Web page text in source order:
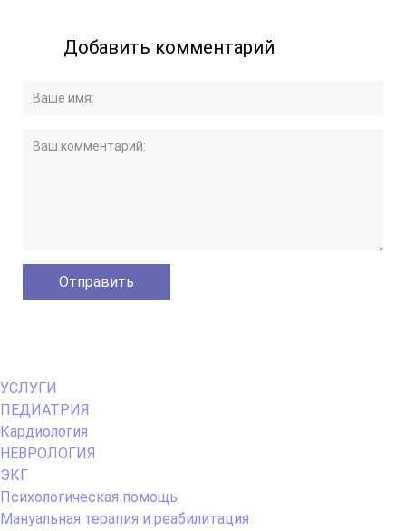
Добавить комментарий
Primary
Menu
УСЛУГИ
ПЕДИАТРИЯ
Кардиология
НЕВРОЛОГИЯ
ЭКГ
Психологическая помощь
Мануальная терапия и реабилитация